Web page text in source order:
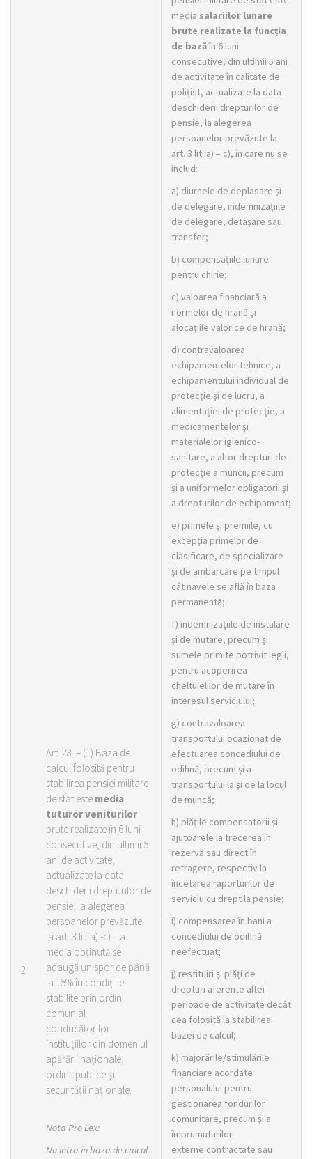
2
Art. 28. – (1) Baza de
calcul folosită pentru
stabilirea pensiei militare
de stat este media
tuturor veniturilor
brute realizate în 6 luni
consecutive, din ultimii 5
ani de activitate,
actualizate la data
deschiderii drepturilor de
pensie, la alegerea
persoanelor prevăzute
la art. 3 lit. a) -c). La
media obţinută se
adaugă un spor de până
la 15% în condiţiile
stabilite prin ordin
comun al
conducătorilor
instituţiilor din domeniul
apărării naţionale,
ordinii publice şi
securităţii naţionale.
Nota Pro Lex:
Nu intra in baza de calcul
media salariilor lunare
brute realizate la funcția
de bazăîn 6 luni
consecutive, din ultimii 5 ani
de activitate în calitate de
poliţist, actualizate la data
deschiderii drepturilor de
pensie, la alegerea
persoanelor prevăzute la
art. 3 lit. a) – c), în care nu se
includ:
a) diurnele de deplasare şi
de delegare, indemnizaţiile
de delegare, detaşare sau
transfer;
b) compensaţiile lunare
pentru chirie;
c) valoarea financiară a
normelor de hrană şi
alocaţiile valorice de hrană;
d) contravaloarea
echipamentelor tehnice, a
echipamentului individual de
protecţie şi de lucru, a
alimentaţiei de protecţie, a
medicamentelor şi
materialelor igienico-
sanitare, a altor drepturi de
protecţie a muncii, precum
şi a uniformelor obligatorii şi
a drepturilor de echipament;
e) primele şi premiile, cu
excepţia primelor de
clasificare, de specializare
şi de ambarcare pe timpul
cât navele se află în baza
permanentă;
f) indemnizaţiile de instalare
şi de mutare, precum şi
sumele primite potrivit legii,
pentru acoperirea
cheltuielilor de mutare în
interesul serviciului;
g) contravaloarea
transportului ocazionat de
efectuarea concediului de
odihnă, precum şi a
transportului la şi de la locul
de muncă;
h) plăţile compensatorii şi
ajutoarele la trecerea în
rezervă sau direct în
retragere, respectiv la
încetarea raporturilor de
serviciu cu drept la pensie;
i) compensarea în bani a
concediului de odihnă
neefectuat;
j) restituiri şi plăţi de
drepturi aferente altei
perioade de activitate decât
cea folosită la stabilirea
bazei de calcul;
k) majorările/stimulările
financiare acordate
personalului pentru
gestionarea fondurilor
comunitare, precum şi a
împrumuturilor
externe contractate sau